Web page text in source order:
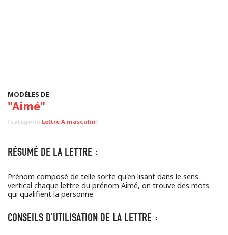
MODÈLES DE
"Aimé"
(categorie Lettre A masculin)
RÉSUMÉ DE LA LETTRE :
Prénom composé de telle sorte qu'en lisant dans le sens
vertical chaque lettre du prénom Aimé, on trouve des mots
qui qualifient la personne.
CONSEILS D'UTILISATION DE LA LETTRE :